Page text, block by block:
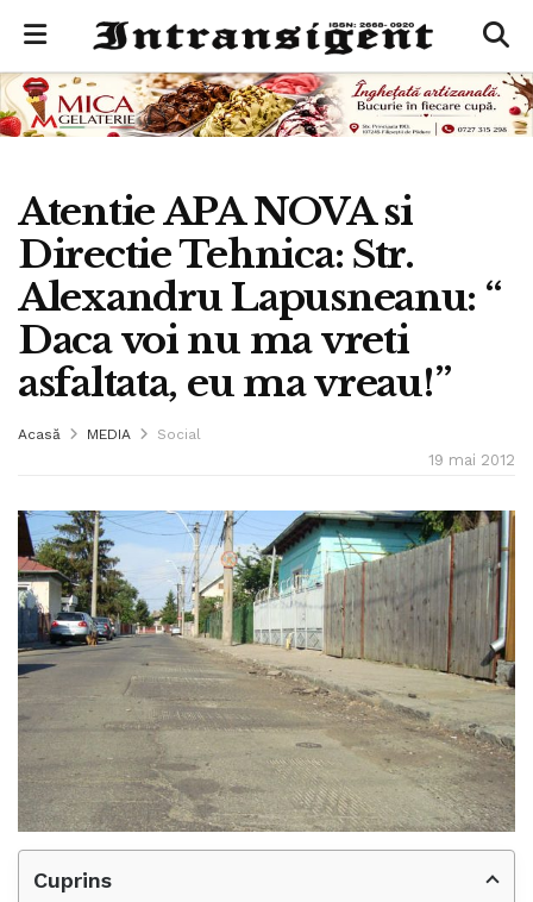
Atentie APA NOVA si
Directie Tehnica: Str.
Alexandru Lapusneanu: “
Daca voi nu ma vreti
asfaltata, eu ma vreau!”
Acasă MEDIA Social
19 mai 2012
Cuprins